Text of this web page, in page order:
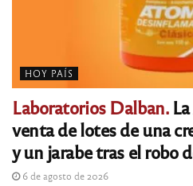
HOY PAÍS
Laboratorios Dalban.La
venta de lotes de una
y un jarabe tras el robo
6 de agosto de 2026